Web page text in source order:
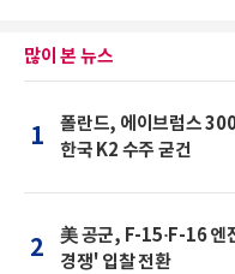
많이 본 뉴스
1
폴란드, 에이브럼스
한국 K2 수주 굳건
2
美 공군, F-15·F-16 엔
경쟁' 입찰 전환